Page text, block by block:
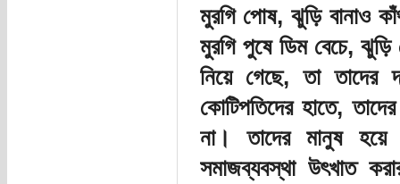
মুরগি পোষ, ঝুড়ি বানাও
মুরগি পুষে ডিম বেচে,
নিয়ে গেছে, তা তাদের
কোটিপতিদের হাতে,
না। তাদের মানুষ হয়ে
সমাজব্যবস্থা উৎখাত